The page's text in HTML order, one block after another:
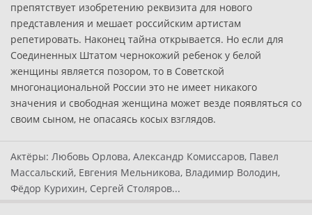
препятствует изобретению реквизита для нового
представления и мешает российским артистам
репетировать. Наконец тайна открывается. Но если для
Соединенных Штатом чернокожий ребенок у белой
женщины является позором, то в Советской
многонациональной России это не имеет никакого
значения и свободная женщина может везде появляться со
своим сыном, не опасаясь косых взглядов.
Актёры: Любовь Орлова, Александр Комиссаров, Павел
Массальский, Евгения Мельникова, Владимир Володин,
Фёдор Курихин, Сергей Столяров...